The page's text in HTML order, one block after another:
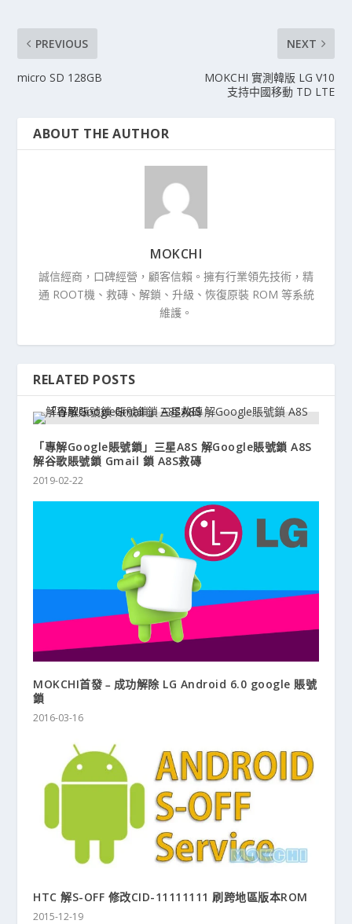
PREVIOUS
micro SD 128GB
NEXT
MOKCHI 實測韓版 LG V10
支持中國移動 TD LTE
ABOUT THE AUTHOR
MOKCHI
誠信經商，口碑經營，顧客信賴。擁有行業領先技術，精
通 ROOT機、救磚、解鎖、升級、恢復原裝 ROM 等系統
維護。
RELATED POSTS
「專解Google賬號鎖」三星A8S 解Google賬號鎖 A8S
解谷歌賬號鎖 Gmail 鎖 A8S救磚
2019-02-22
MOKCHI首發﹣成功解除 LG Android 6.0 google 賬號
鎖
2016-03-16
HTC 解S-OFF 修改CID-11111111 刷跨地區版本ROM
2015-12-19